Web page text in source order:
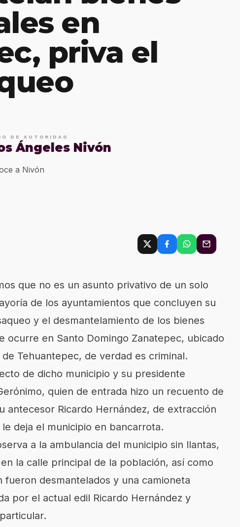
en
priva el
DE AUTORIDAD
Ángeles Nivón
a Nivón
que no es un asunto privativo de un solo
de los ayuntamientos que concluyen su
y el desmantelamiento de los bienes
ocurre en Santo Domingo Zanatepec, ubicado
Tehuantepec, de verdad es criminal.
de dicho municipio y su presidente
quien de entrada hizo un recuento de
antecesor Ricardo Hernández, de extracción
deja el municipio en bancarrota.
a la ambulancia del municipio sin llantas,
la calle principal de la población, así como
desmantelados y una camioneta
por el actual edil Ricardo Hernández y